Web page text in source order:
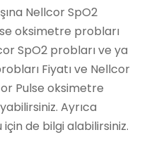
Nellcor SpO2
oksimetre probları
SpO2 probları ve ya
Fiyatı ve Nellcor
Pulse oksimetre
Ayrıca
de bilgi alabilirsiniz.